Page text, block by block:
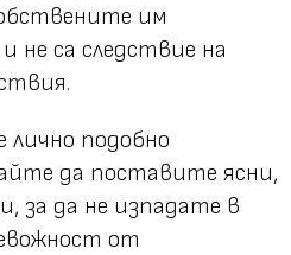
им
не са следствие на
лично подобно
да поставите ясни,
за да не изпадате в
от